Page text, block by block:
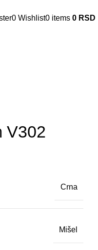
0 Wishlist0 items 0 RSD
V302
Crna
Mišel